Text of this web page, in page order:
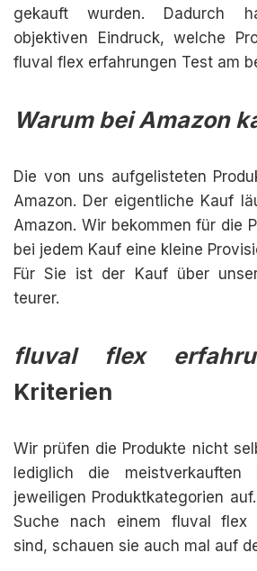
gekauft wurden. Dadurch
objektiven Eindruck, welche
fluval flex erfahrungen Test am
Warum bei Amazon
Die von uns aufgelisteten
Amazon. Der eigentliche Kauf
Amazon. Wir bekommen für die
bei jedem Kauf eine kleine
Für Sie ist der Kauf über
teurer.
fluval flex
Kriterien
Wir prüfen die Produkte nicht
lediglich die
jeweiligen Produktkategorien
Suche nach einem fluval flex
sind, schauen sie auch mal auf